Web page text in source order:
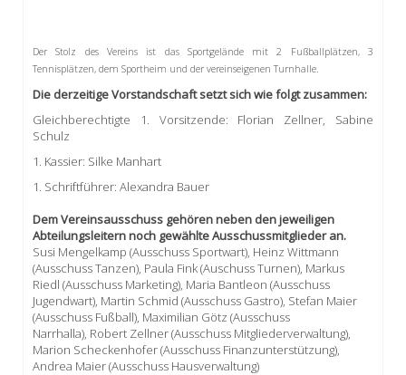
Der Stolz des Vereins ist das Sportgelände mit 2 Fußballplätzen, 3
Tennisplätzen, dem Sportheim und der vereinseigenen Turnhalle.
Die derzeitige Vorstandschaft setzt sich wie folgt zusammen:
Gleichberechtigte 1. Vorsitzende: Florian Zellner, Sabine
Schulz
1. Kassier: Silke Manhart
1. Schriftführer: Alexandra Bauer
Dem Vereinsausschuss gehören neben den jeweiligen
Abteilungsleitern noch gewählte Ausschussmitglieder an.
Susi Mengelkamp (Ausschuss Sportwart), Heinz Wittmann
(Ausschuss Tanzen), Paula Fink (Auschuss Turnen), Markus
Riedl (Ausschuss Marketing), Maria Bantleon (Ausschuss
Jugendwart), Martin Schmid (Ausschuss Gastro), Stefan Maier
(Ausschuss Fußball), Maximilian Götz (Ausschuss
Narrhalla), Robert Zellner (Ausschuss Mitgliederverwaltung),
Marion Scheckenhofer (Ausschuss Finanzunterstützung),
Andrea Maier (Ausschuss Hausverwaltung)